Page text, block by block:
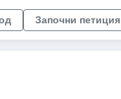
Започни петиция